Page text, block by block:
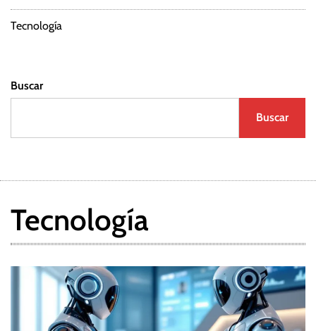
Tecnología
Buscar
Buscar
Tecnología